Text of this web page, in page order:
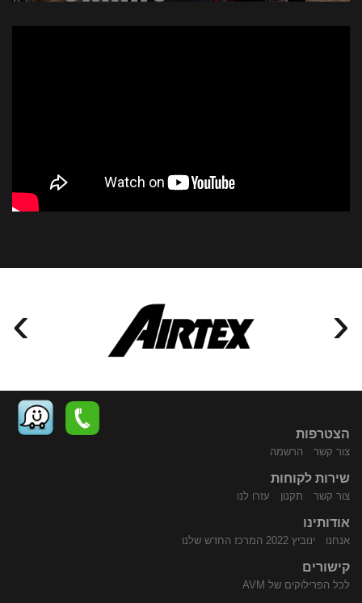
› ‹
הצטרפות
צור קשר הרשמה
שירות לקוחות
צור קשר תקנון עזרו לנו
אודותינו
אנחנו ינוביץ 2022 המרכז החדש שלנו
קישורים
לכל הפרילוקים של AVM